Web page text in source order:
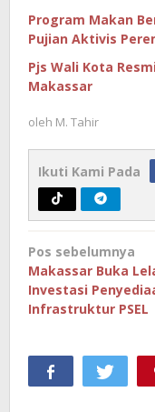
Program Makan
Pujian Aktivis
Pjs Wali Kota
Makassar
oleh M. Tahir
Ikuti Kami Pada
Navigasi
pos
Pos sebelumnya
Makassar Buka
Investasi
Infrastruktur PSEL